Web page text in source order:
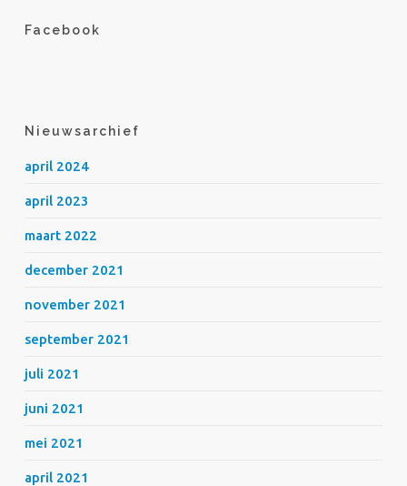
Facebook
Nieuwsarchief
april 2024
april 2023
maart 2022
december 2021
november 2021
september 2021
juli 2021
juni 2021
mei 2021
april 2021